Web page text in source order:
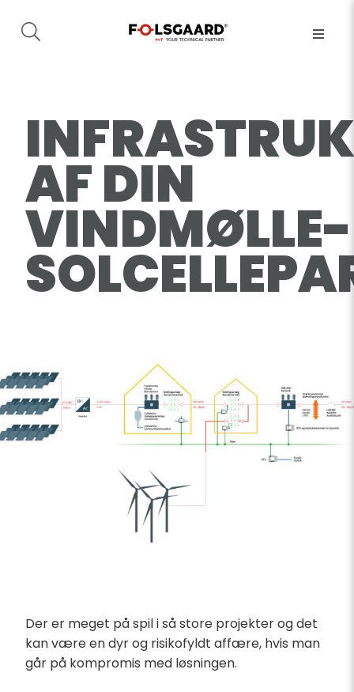
AF DIN
Der er meget på spil i så store projekter og det
kan være en dyr og risikofyldt affære, hvis man
går på kompromis med løsningen.